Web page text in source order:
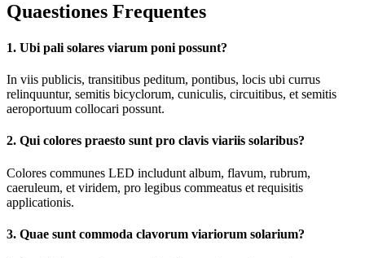
Quaestiones Frequentes
1. Ubi pali solares viarum poni possunt?
In viis publicis, transitibus peditum, pontibus, locis ubi currus
relinquuntur, semitis bicyclorum, cuniculis, circuitibus, et semitis
aeroportuum collocari possunt.
2. Qui colores praesto sunt pro clavis viariis solaribus?
Colores communes LED includunt album, flavum, rubrum,
caeruleum, et viridem, pro legibus commeatus et requisitis
applicationis.
3. Quae sunt commoda clavorum viariorum solarium?